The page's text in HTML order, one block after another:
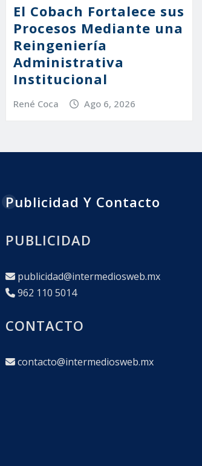
El Cobach Fortalece sus
Procesos Mediante una
Reingeniería
Administrativa
Institucional
René Coca Ago 6, 2026
Publicidad Y Contacto
PUBLICIDAD
publicidad@intermediosweb.mx
962 110 5014
CONTACTO
contacto@intermediosweb.mx